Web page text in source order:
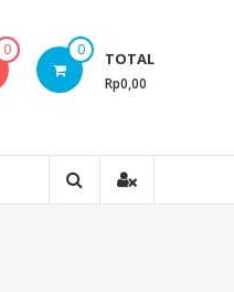
0 0 TOTAL
Rp0,00